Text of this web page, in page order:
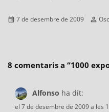
Publicat
7 de desembre de 2009
8 comentaris a “1000
Alfonso ha dit:
el 7 de desembre de 2009 a les